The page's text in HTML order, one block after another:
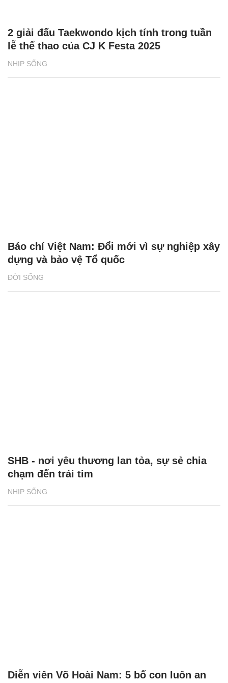
NHỊP SỐNG
2 giải đấu Taekwondo kịch tính trong tuần
lễ thể thao của CJ K Festa 2025
ĐỜI SỐNG
Báo chí Việt Nam: Đổi mới vì sự nghiệp xây
dựng và bảo vệ Tổ quốc
NHỊP SỐNG
SHB - nơi yêu thương lan tỏa, sự sẻ chia
chạm đến trái tim
Diễn viên Võ Hoài Nam: 5 bố con luôn an